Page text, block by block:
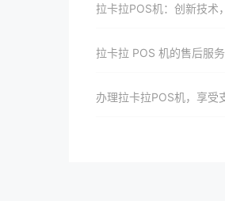
拉卡拉POS机：创新技术
拉卡拉 POS 机的售后服
办理拉卡拉POS机，享受